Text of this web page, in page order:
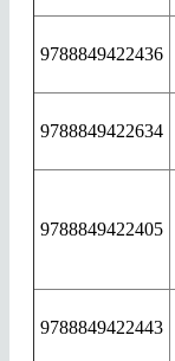
9788849422436
9788849422634
9788849422405
9788849422443